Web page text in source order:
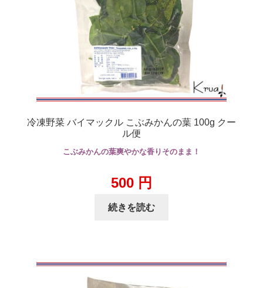
冷凍野菜 バイマックル こぶみかんの葉 100g クー
ル便
こぶみかんの葉爽やかな香りそのまま！
500 円
続きを読む